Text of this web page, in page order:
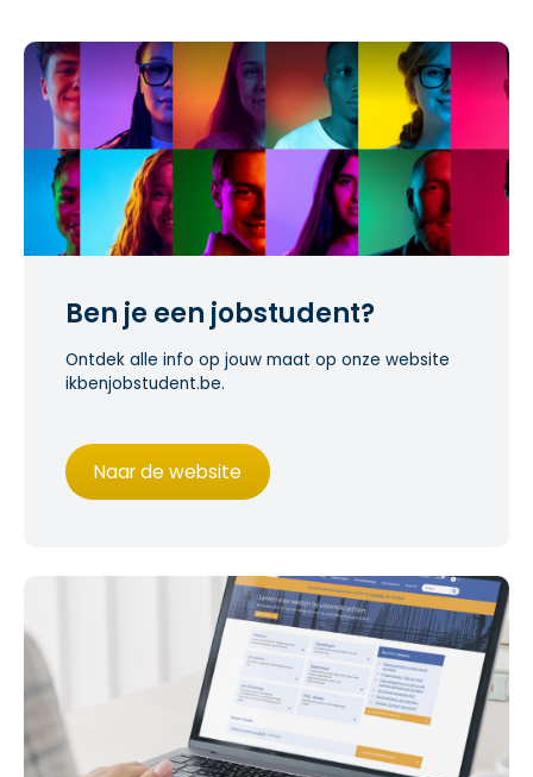
Ben je een jobstudent?
Ontdek alle info op jouw maat op onze website
ikbenjobstudent.be.
Naar de website